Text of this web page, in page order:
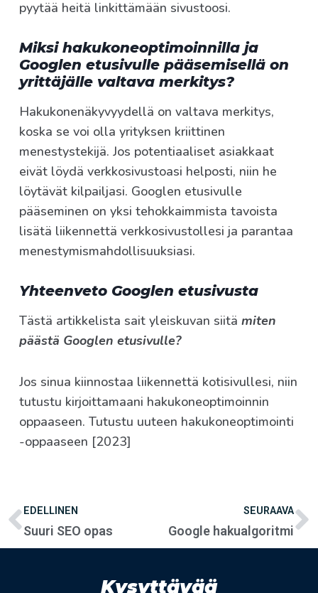
pyytää heitä linkittämään sivustoosi.
Miksi hakukoneoptimoinnilla ja
Googlen etusivulle pääsemisellä on
yrittäjälle valtava merkitys?
Hakukonenäkyvyydellä on valtava merkitys,
koska se voi olla yrityksen kriittinen
menestystekijä. Jos potentiaaliset asiakkaat
eivät löydä verkkosivustoasi helposti, niin he
löytävät kilpailjasi. Googlen etusivulle
pääseminen on yksi tehokkaimmista tavoista
lisätä liikennettä verkkosivustollesi ja parantaa
menestymismahdollisuuksiasi.
Yhteenveto Googlen etusivusta
Tästä artikkelista sait yleiskuvan siitä miten
päästä Googlen etusivulle?
Jos sinua kiinnostaa liikennettä kotisivullesi, niin
tutustu kirjoittamaani hakukoneoptimoinnin
oppaaseen. Tutustu uuteen hakukoneoptimointi
-oppaaseen [2023]
EDELLINEN
Suuri SEO opas
SEURAAVA
Google hakualgoritmi
Kysyttävää